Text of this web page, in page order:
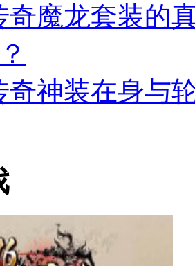
奇魔龙套装的
奇神装在身与